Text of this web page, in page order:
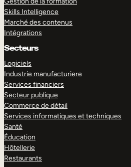
Skills Intelligence
Marché des contenus
Intégrations
Secteurs
Logiciels
Industrie manufacturiere
Services financiers
Secteur publique
Commerce de détail
Services informatiques et techniques
Santé
Éducation
Hôtellerie
Restaurants